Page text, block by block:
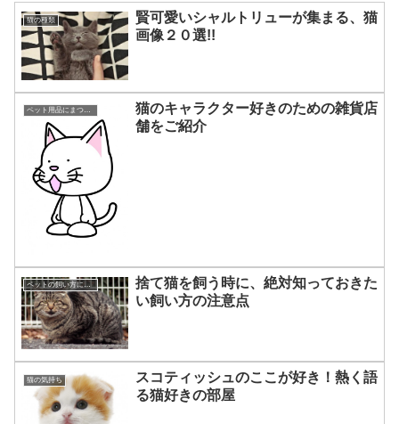
猫の種類
賢可愛いシャルトリューが集まる、猫
画像２０選!!
ペット用品にまつわる豆知識☆
猫のキャラクター好きのための雑貨店
舗をご紹介
ペットの飼い方について☆
捨て猫を飼う時に、絶対知っておきた
い飼い方の注意点
猫の気持ち
スコティッシュのここが好き！熱く語
る猫好きの部屋